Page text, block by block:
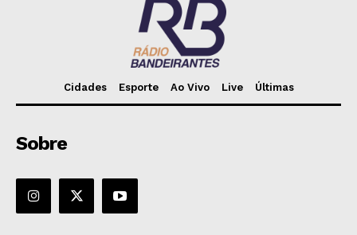
Cidades Esporte Ao Vivo Live Últimas
Sobre